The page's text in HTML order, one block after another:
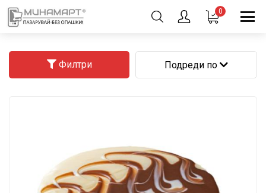
0
Филтри Подреди по